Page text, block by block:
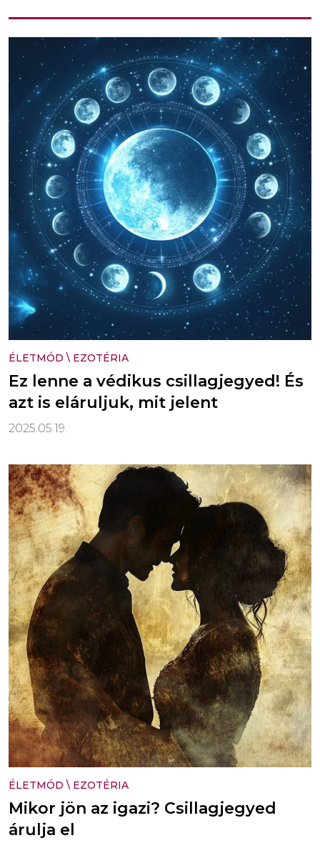
ÉLETMÓD \ EZOTÉRIA
Ez lenne a védikus csillagjegyed! És
azt is eláruljuk, mit jelent
2025.05.19.
ÉLETMÓD \ EZOTÉRIA
Mikor jön az igazi? Csillagjegyed
árulja el